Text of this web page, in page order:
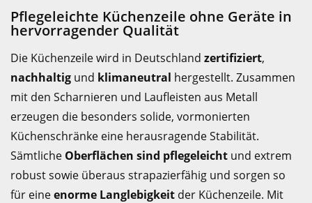
Pflegeleichte Küchenzeile ohne Geräte in
hervorragender Qualität
Die Küchenzeile wird in Deutschland zertifiziert,
nachhaltig und klimaneutral hergestellt. Zusammen
mit den Scharnieren und Laufleisten aus Metall
erzeugen die besonders solide, vormonierten
Küchenschränke eine herausragende Stabilität.
Sämtliche Oberflächen sind pflegeleicht und extrem
robust sowie überaus strapazierfähig und sorgen so
für eineenorme Langlebigkeit der Küchenzeile. Mit